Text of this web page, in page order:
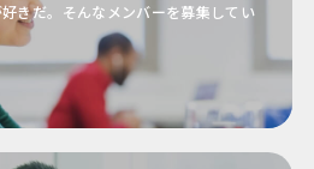
きだ。そんなメンバーを募集してい